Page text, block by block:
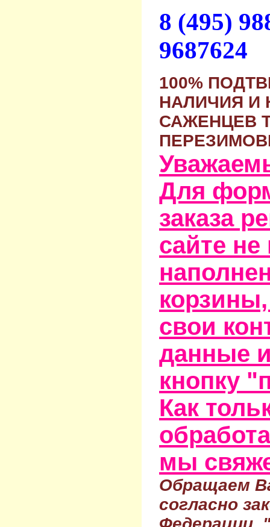
8 (495)
9687624
100%
НАЛИЧИЯ И
САЖЕНЦЕВ
Для
заказа
сайте
свои
данные
кнопку
Как
мы
Обращаем
согласно